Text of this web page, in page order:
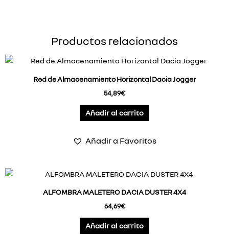
Productos relacionados
Red de Almacenamiento Horizontal Dacia Jogger
54,89€
Añadir al carrito
Añadir a Favoritos
ALFOMBRA MALETERO DACIA DUSTER 4X4
64,69€
Añadir al carrito